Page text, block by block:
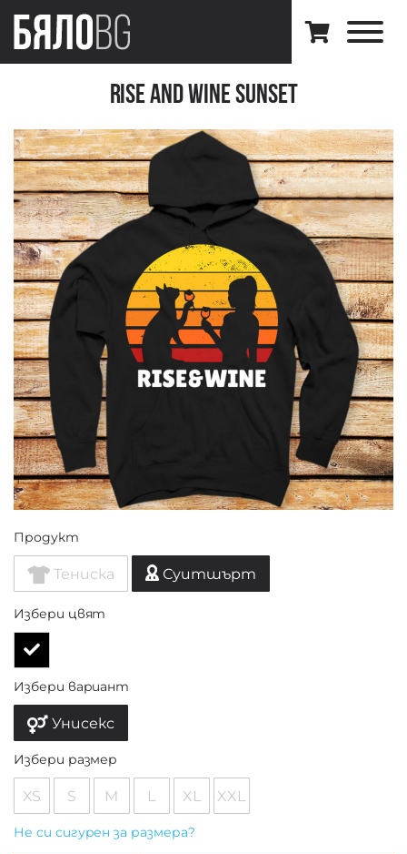
Rise And Wine Sunset
Продукт
Тениска Суитшърт
Избери цвят
Избери вариант
Унисекс
Избери размер
XS S M L XL XXL
Не си сигурен за размера?